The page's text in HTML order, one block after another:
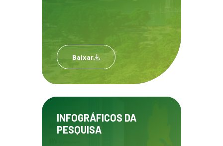
Baixar
INFOGRÁFICOS DA
PESQUISA